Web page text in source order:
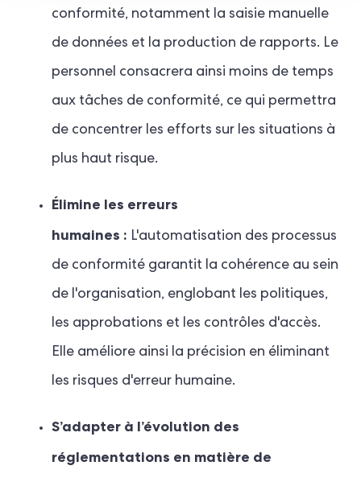
conformité, notamment la saisie manuelle
de données et la production de rapports. Le
personnel consacrera ainsi moins de temps
aux tâches de conformité, ce qui permettra
de concentrer les efforts sur les situations à
plus haut risque.
Élimine les erreurs
humaines : L'automatisation des processus
de conformité garantit la cohérence au sein
de l'organisation, englobant les politiques,
les approbations et les contrôles d'accès.
Elle améliore ainsi la précision en éliminant
les risques d'erreur humaine.
S’adapter à l’évolution des
réglementations en matière de